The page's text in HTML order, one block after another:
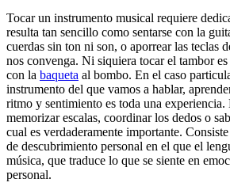
Tocar un instrumento musical requiere
resulta tan sencillo como sentarse con la
cuerdas sin ton ni son, o aporrear las teclas
nos convenga. Ni siquiera tocar el tambor
con la baqueta al bombo. En el caso
instrumento del que vamos a hablar,
ritmo y sentimiento es toda una experiencia.
memorizar escalas, coordinar los dedos o
cual es verdaderamente importante.
de descubrimiento personal en el que el
música, que traduce lo que se siente en
personal.